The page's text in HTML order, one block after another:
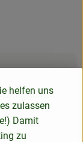
helfen uns
zulassen
Damit
zu